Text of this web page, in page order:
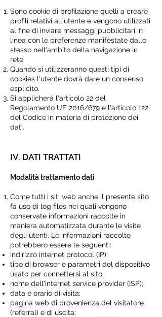
Sono cookie di profilazione quelli a creare
profili relativi all'utente e vengono utilizzati
al fine di inviare messaggi pubblicitari in
linea con le preferenze manifestate dallo
stesso nell'ambito della navigazione in
rete.
Quando si utilizzeranno questi tipi di
cookies l'utente dovrà dare un consenso
esplicito.
Si applicherà l'articolo 22 del
Regolamento UE 2016/679 e l'articolo 122
del Codice in materia di protezione dei
dati.
IV. DATI TRATTATI
Modalità trattamento dati
Come tutti i siti web anche il presente sito
fa uso di log files nei quali vengono
conservate informazioni raccolte in
maniera automatizzata durante le visite
degli utenti. Le informazioni raccolte
potrebbero essere le seguenti:
indirizzo internet protocol (IP);
tipo di browser e parametri del dispositivo
usato per connettersi al sito;
nome dell'internet service provider (ISP);
data e orario di visita;
pagina web di provenienza del visitatore
(referral) e di uscita;